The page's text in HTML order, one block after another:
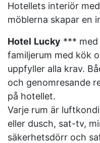
Hotellets interiör
möblerna skapar en
Hotel Lucky *** med
familjerum med kök
uppfyller alla krav.
och genomresande
på hotellet.
Varje rum är
eller dusch, sat-tv,
säkerhetsdörr och